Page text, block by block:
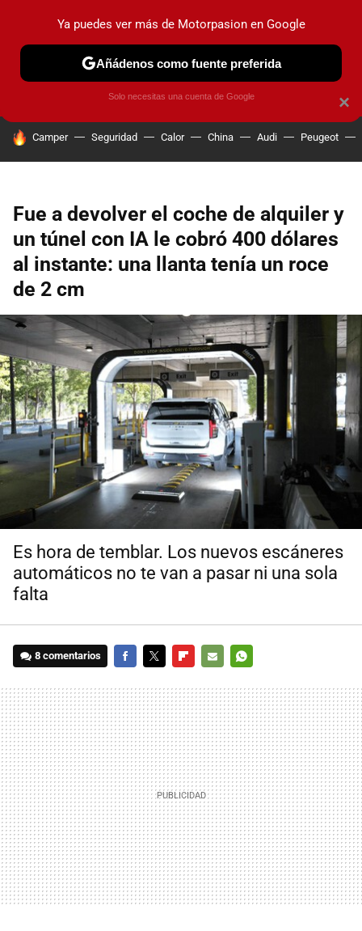
PRUEBAS COCHES ELÉCTRICOS OBSERVATORIO
HOY SE HABLA DE
Camper Seguridad Calor China Audi Peugeot
Fue a devolver el coche de alquiler y
un túnel con IA le cobró 400 dólares
al instante: una llanta tenía un roce
de 2 cm
Es hora de temblar. Los nuevos escáneres
automáticos no te van a pasar ni una sola
falta
8 comentarios
MAIL
×
Ya puedes ver más de Motorpasion en Google
Añádenos como fuente preferida
Solo necesitas una cuenta de Google